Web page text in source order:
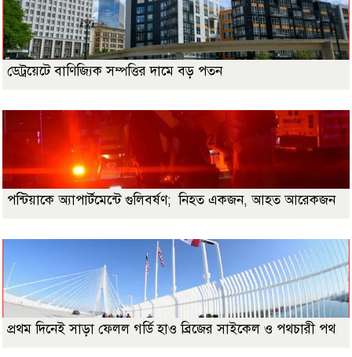
ডেট্রয়েটে বাণিজ্যিক সম্পত্তির দামে বড় পতন
পন্টিয়াকে অ্যাপার্টমেন্টে গুলিবর্ষণ; নিহত একজন, আহত আরেকজন
প্রথম দিনেই সাড়া ফেলল গর্ডি হাও ব্রিজের সাইকেল ও পথচারী পথ